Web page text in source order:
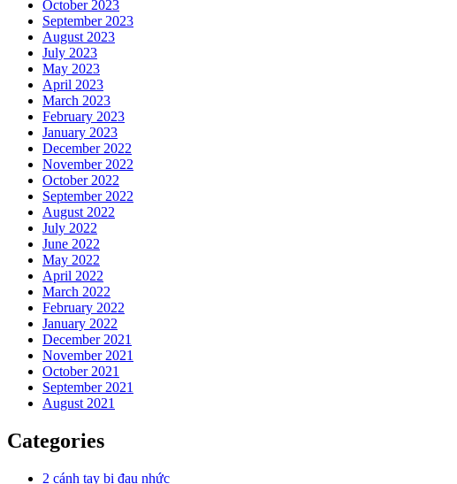
October 2023
September 2023
August 2023
July 2023
May 2023
April 2023
March 2023
February 2023
January 2023
December 2022
November 2022
October 2022
September 2022
August 2022
July 2022
June 2022
May 2022
April 2022
March 2022
February 2022
January 2022
December 2021
November 2021
October 2021
September 2021
August 2021
Categories
2 cánh tay bị đau nhức